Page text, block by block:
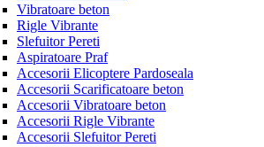
Vibratoare beton
Rigle Vibrante
Slefuitor Pereti
Aspiratoare Praf
Accesorii Elicoptere Pardoseala
Accesorii Scarificatoare beton
Accesorii Vibratoare beton
Accesorii Rigle Vibrante
Accesorii Slefuitor Pereti